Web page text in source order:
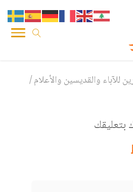
للآباء والقديسين والأعلام/
بتعليقك